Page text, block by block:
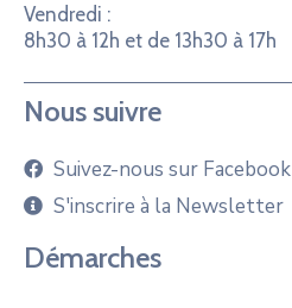
Vendredi :
8h30 à 12h et de 13h30 à 17h
Nous suivre
Suivez-nous sur Facebook
S'inscrire à la Newsletter
Démarches